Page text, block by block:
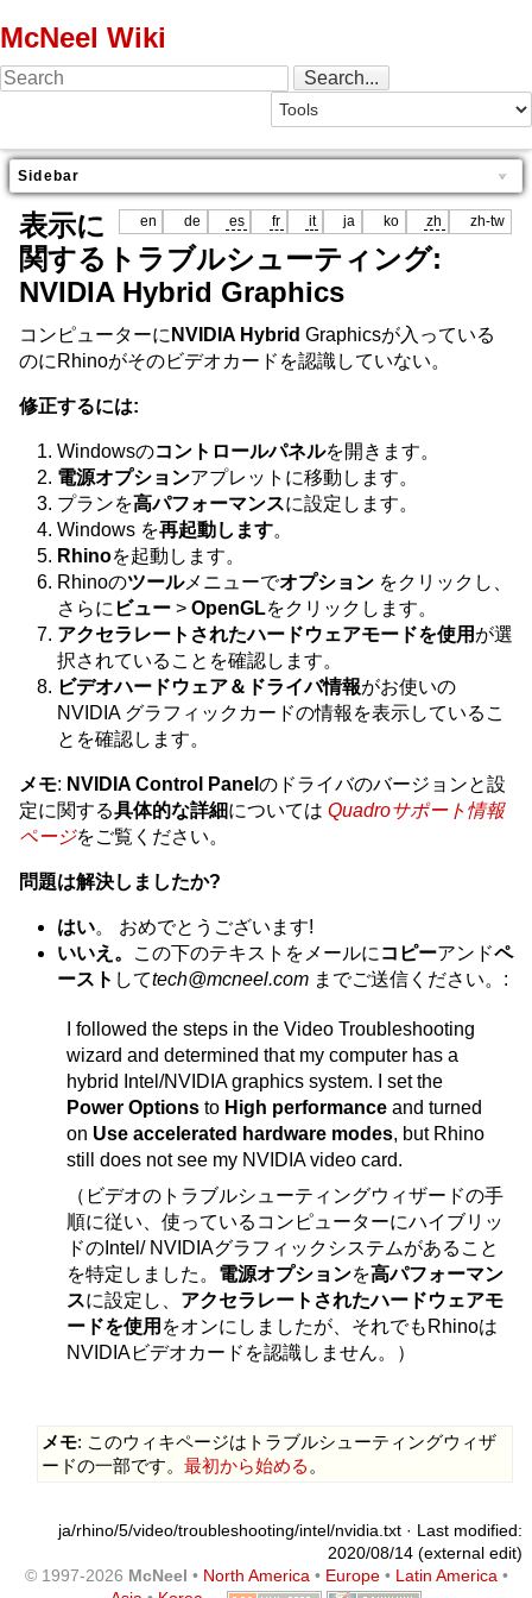
McNeel Wiki
Sidebar
en de es fr it ja ko zh zh-tw
表示に
関するトラブルシューティング:
NVIDIA Hybrid Graphics
コンピューターに NVIDIA Hybrid Graphicsが入っている
のにRhinoがそのビデオカードを認識していない。
修正するには:
Windowsのコントロールパネルを開きます。
電源オプションアプレットに移動します。
プランを高パフォーマンスに設定します。
Windows を再起動します。
Rhinoを起動します。
Rhinoのツールメニューでオプション をクリックし、
さらに ビュー > OpenGLをクリックします。
アクセラレートされたハードウェアモードを使用 が選
択されていることを確認します。
ビデオハードウェア＆ドライバ情報がお使いの
NVIDIA グラフィックカードの情報を表示しているこ
とを確認します。
メモ: NVIDIA Control Panel のドライバのバージョンと設
定に関する具体的な詳細については Quadroサポート情報
ページをご覧ください。
問題は解決しましたか?
はい。 おめでとうございます!
いいえ。
この下のテキストをメールに コピーアンドペ
ースト してtech@mcneel.com までご送信ください。:
I followed the steps in the Video Troubleshooting
wizard and determined that my computer has a
hybrid Intel/NVIDIA graphics system. I set the
Power Options to High performance and turned
on Use accelerated hardware modes, but Rhino
still does not see my NVIDIA video card.
（ビデオのトラブルシューティングウィザードの手
順に従い、使っているコンピューターにハイブリッ
ドのIntel/ NVIDIAグラフィックシステムがあること
を特定しました。 電源オプションを高パフォーマン
スに設定し、 アクセラレートされたハードウェアモ
ードを使用 をオンにしましたが、それでもRhinoは
NVIDIAビデオカードを認識しません。）
メモ: このウィキページはトラブルシューティングウィザ
ードの一部です。 最初から始める 。
ja/rhino/5/video/troubleshooting/intel/nvidia.txt · Last modified:
2020/08/14 (external edit)
© 1997-2026 McNeel • North America • Europe• Latin America •